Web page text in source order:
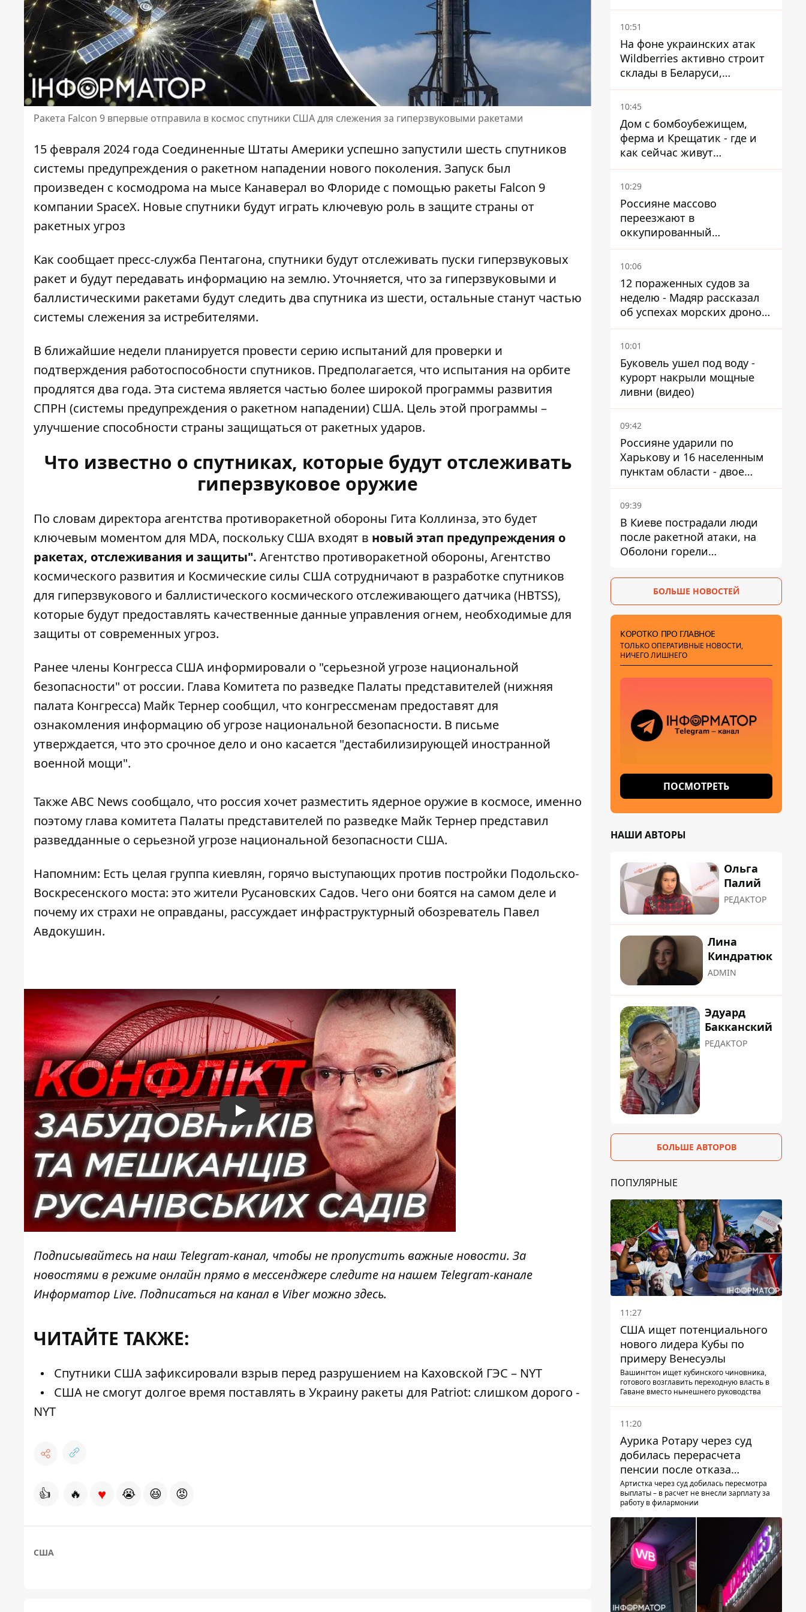
Ракета Falcon 9 впервые отправила в космос спутники США для слежения за гиперзвуковыми ракетами
15 февраля 2024 года Соединенные Штаты Америки успешно запустили шесть спутников
системы предупреждения о ракетном нападении нового поколения. Запуск был
произведен с космодрома на мысе Канаверал во Флориде с помощью ракеты Falcon 9
компании SpaceX. Новые спутники будут играть ключевую роль в защите страны от
ракетных угроз
Как сообщает пресс-служба Пентагона, спутники будут отслеживать пуски гиперзвуковых
ракет и будут передавать информацию на землю. Уточняется, что за гиперзвуковыми и
баллистическими ракетами будут следить два спутника из шести, остальные станут частью
системы слежения за истребителями.
В ближайшие недели планируется провести серию испытаний для проверки и
подтверждения работоспособности спутников. Предполагается, что испытания на орбите
продлятся два года. Эта система является частью более широкой программы развития
СПРН (системы предупреждения о ракетном нападении) США. Цель этой программы –
улучшение способности страны защищаться от ракетных ударов.
Что известно о спутниках, которые будут отслеживать
гиперзвуковое оружие
По словам директора агентства противоракетной обороны Гита Коллинза, это будет
ключевым моментом для MDA, поскольку США входят в новый этап предупреждения о
ракетах, отслеживания и защиты". Агентство противоракетной обороны, Агентство
космического развития и Космические силы США сотрудничают в разработке спутников
для гиперзвукового и баллистического космического отслеживающего датчика (HBTSS),
которые будут предоставлять качественные данные управления огнем, необходимые для
защиты от современных угроз.
Ранее члены Конгресса США информировали о "серьезной угрозе национальной
безопасности" от россии. Глава Комитета по разведке Палаты представителей (нижняя
палата Конгресса) Майк Тернер сообщил, что конгрессменам предоставят для
ознакомления информацию об угрозе национальной безопасности. В письме
утверждается, что это срочное дело и оно касается "дестабилизирующей иностранной
военной мощи".
Также ABC News сообщало, что россия хочет разместить ядерное оружие в космосе, именно
поэтому глава комитета Палаты представителей по разведке Майк Тернер представил
разведданные о серьезной угрозе национальной безопасности США.
Напомним: Есть целая группа киевлян, горячо выступающих против постройки Подольско-
Воскресенского моста: это жители Русановских Садов. Чего они боятся на самом деле и
почему их страхи не оправданы, рассуждает инфраструктурный обозреватель Павел
Авдокушин.
Play
Подписывайтесь на наш Telegram-канал, чтобы не пропустить важные новости. За
новостями в режиме онлайн прямо в мессенджере следите на нашем Telegram-канале
Информатор Live. Подписаться на канал в Viber можноздесь.
ЧИТАЙТЕ ТАКЖЕ:
Спутники США зафиксировали взрыв перед разрушением на Каховской ГЭС – NYT
США не смогут долгое время поставлять в Украину ракеты для Patriot: слишком дорого -
NYT
👍 🔥 ♥ 😭 😆 😡
США
Италии из-за
миграционного конфликта
10:51
На фоне украинских атак
Wildberries активно строит
склады в Беларуси,
Казахстане, Узбекистане
10:45
Дом с бомбоубежищем,
ферма и Крещатик - где и
как сейчас живут
украинские знаменитости
10:29
Россияне массово
переезжают в
оккупированный
Мариуполь, а местных
оставляют без жилья
10:06
12 пораженных судов за
неделю - Мадяр рассказал
об успехах морских дронов
в Черном и Азовском морях
10:01
Буковель ушел под воду -
курорт накрыли мощные
ливни (видео)
09:42
Россияне ударили по
Харькову и 16 населенным
пунктам области - двое
погибших
09:39
В Киеве пострадали люди
после ракетной атаки, на
Оболони горели
БОЛЬШЕ НОВОСТЕЙ
КОРОТКО ПРО ГЛАВНОЕ
ТОЛЬКО ОПЕРАТИВНЫЕ НОВОСТИ,
НИЧЕГО ЛИШНЕГО
ПОСМОТРЕТЬ
НАШИ АВТОРЫ
Ольга
Палий
РЕДАКТОР
Лина
Киндратюк
ADMIN
Эдуард
Бакканский
РЕДАКТОР
БОЛЬШЕ АВТОРОВ
ПОПУЛЯРНЫЕ
11:27
США ищет потенциального
нового лидера Кубы по
примеру Венесуэлы
Вашингтон ищет кубинского чиновника,
готового возглавить переходную власть в
Гаване вместо нынешнего руководства
11:20
Аурика Ротару через суд
добилась перерасчета
пенсии после отказа
Пенсионного фонда
Артистка через суд добилась пересмотра
выплаты – в расчет не внесли зарплату за
работу в филармонии